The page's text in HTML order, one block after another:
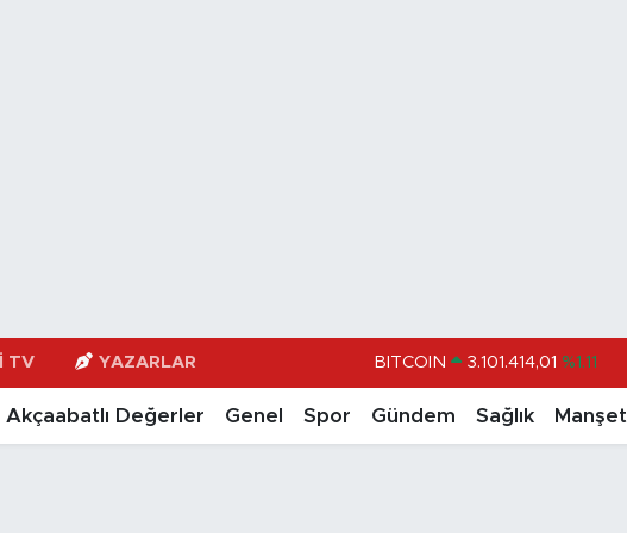
TV YAZARLAR DOLAR 47,7436 %0.18
EURO 55,2510 %0.32
STERLİN 64,4811 %0.38
Akçaabatlı Değerler Genel Spor Gündem Sağlık Manşet